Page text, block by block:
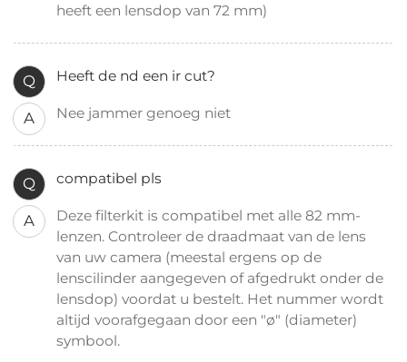
heeft een lensdop van 72 mm)
Q Heeft de nd een ir cut?
A Nee jammer genoeg niet
Q compatibel pls
A
Deze filterkit is compatibel met alle 82 mm-
lenzen. Controleer de draadmaat van de lens
van uw camera (meestal ergens op de
lenscilinder aangegeven of afgedrukt onder de
lensdop) voordat u bestelt. Het nummer wordt
altijd voorafgegaan door een "ø" (diameter)
symbool.